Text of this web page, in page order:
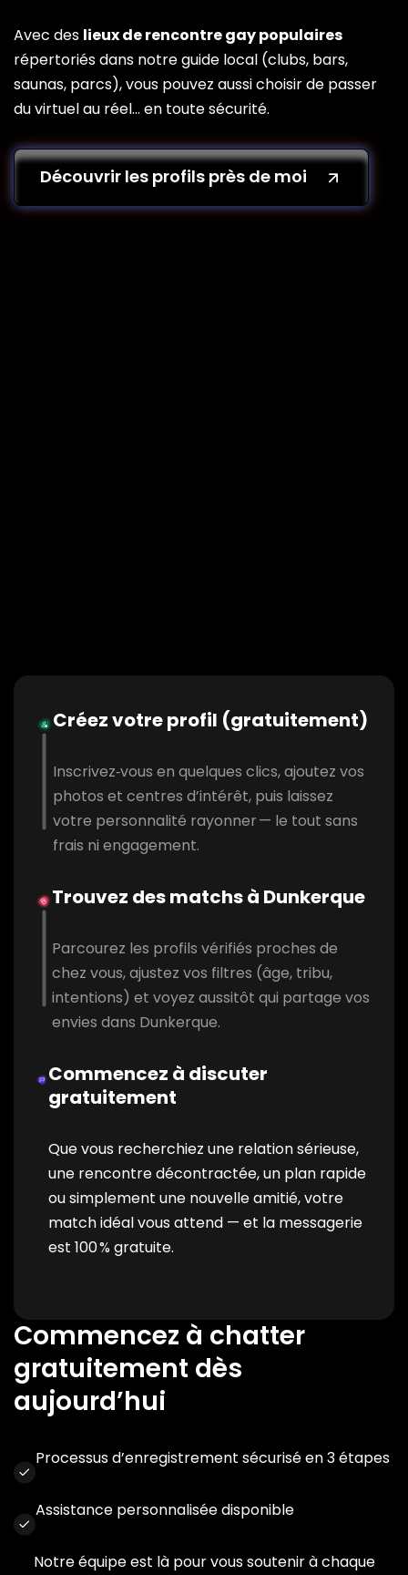
Avec des lieux de rencontre gay populaires
répertoriés dans notre guide local (clubs, bars,
saunas, parcs), vous pouvez aussi choisir de passer
du virtuel au réel… en toute sécurité.
Découvrir les profils près de moi
Créez votre profil (gratuitement)
Inscrivez‑vous en quelques clics, ajoutez vos
photos et centres d’intérêt, puis laissez
votre personnalité rayonner — le tout sans
frais ni engagement.
Trouvez des matchs à Dunkerque
Parcourez les profils vérifiés proches de
chez vous, ajustez vos filtres (âge, tribu,
intentions) et voyez aussitôt qui partage vos
envies dans Dunkerque.
Commencez à discuter
gratuitement
Que vous recherchiez une relation sérieuse,
une rencontre décontractée, un plan rapide
ou simplement une nouvelle amitié, votre
match idéal vous attend — et la messagerie
est 100 % gratuite.
Commencez à chatter
gratuitement dès
aujourd’hui
Processus d’enregistrement sécurisé en 3 étapes
Assistance personnalisée disponible
Notre équipe est là pour vous soutenir à chaque